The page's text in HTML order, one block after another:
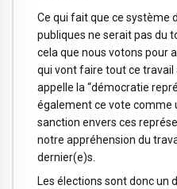
Ce qui fait que ce système
publiques ne serait pas du
cela que nous votons pour
qui vont faire tout ce travail
appelle la “démocratie
également ce vote comme
sanction envers ces
notre appréhension du
dernier(e)s.
Les élections sont donc un